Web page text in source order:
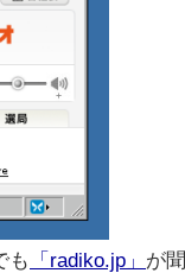
も 「radiko.jp」 が